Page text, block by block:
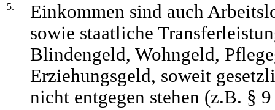
5.
Einkommen sind auch
sowie staatliche
Blindengeld, Wohngeld,
Erziehungsgeld, soweit
nicht entgegen stehen (z.B. §